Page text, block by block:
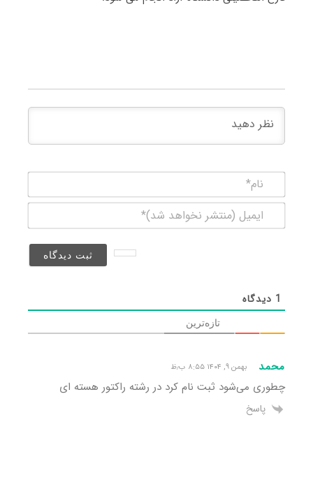
(منتشر
1 دیدگاه
تازه‌ترین
محمد بهمن ۹, ۱۴۰۴ ۸:۵۵ ب٫ظ
چطوری می‌شود ثبت نام کرد در رشته راکتور هسته ای
پاسخ